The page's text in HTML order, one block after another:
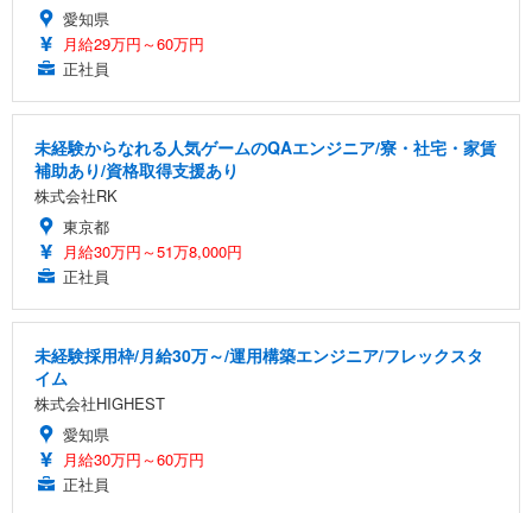
愛知県
月給29万円～60万円
正社員
未経験からなれる人気ゲームのQAエンジニア/寮・社宅・家賃
補助あり/資格取得支援あり
株式会社RK
東京都
月給30万円～51万8,000円
正社員
未経験採用枠/月給30万～/運用構築エンジニア/フレックスタ
イム
株式会社HIGHEST
愛知県
月給30万円～60万円
正社員